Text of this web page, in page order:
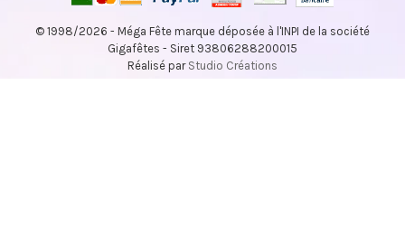
© 1998/2026 - Méga Fête marque déposée à l'INPI de la société
Gigafêtes - Siret 93806288200015
Réalisé par Studio Créations